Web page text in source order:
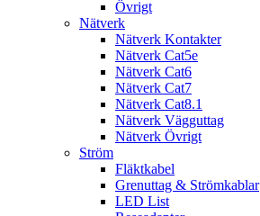
Övrigt
Nätverk
Nätverk Kontakter
Nätverk Cat5e
Nätverk Cat6
Nätverk Cat7
Nätverk Cat8.1
Nätverk Vägguttag
Nätverk Övrigt
Ström
Fläktkabel
Grenuttag & Strömkablar
LED List